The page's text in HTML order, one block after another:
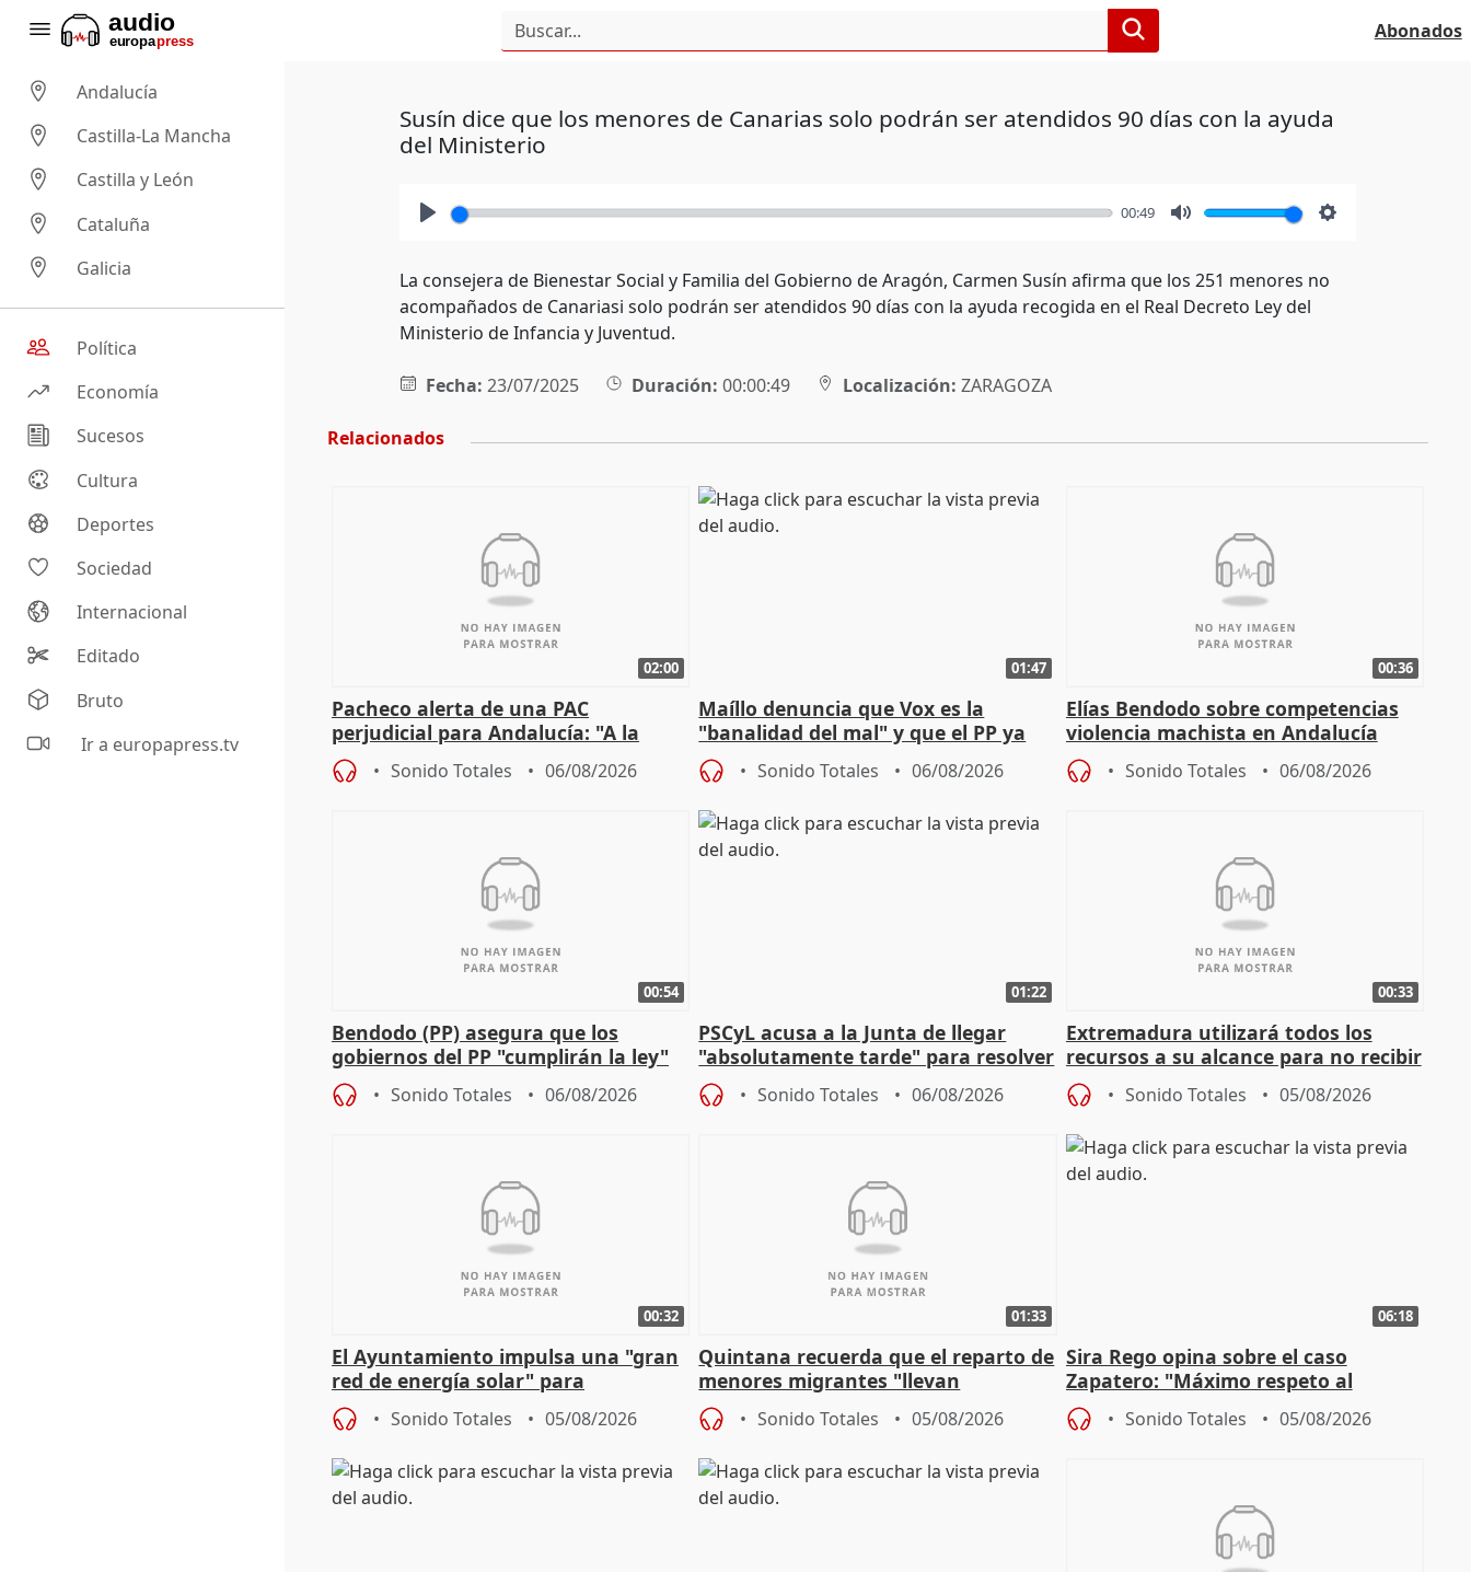
Abonados
Andalucía
Castilla-La Mancha
Castilla y León
Cataluña
Galicia
Política
Economía
Sucesos
Cultura
Deportes
Sociedad
Internacional
Editado
Bruto
Ir a europapress.tv
Susín dice que los menores de Canarias solo podrán ser atendidos 90 días con la ayuda
del Ministerio
00:49
La consejera de Bienestar Social y Familia del Gobierno de Aragón, Carmen Susín afirma que los 251 menores no
acompañados de Canariasi solo podrán ser atendidos 90 días con la ayuda recogida en el Real Decreto Ley del
Ministerio de Infancia y Juventud.
Fecha: 23/07/2025 Duración: 00:00:49 Localización: ZARAGOZA
Relacionados
02:00
Pacheco alerta de una PAC
perjudicial para Andalucía: "A la
agricultura hay que protegerla"
Sonido Totales 06/08/2026
01:47
Maíllo denuncia que Vox es la
"banalidad del mal" y que el PP ya
asume todas sus tesis
Sonido Totales 06/08/2026
00:36
Elías Bendodo sobre competencias
violencia machista en Andalucía
Sonido Totales 06/08/2026
00:54
Bendodo (PP) asegura que los
gobiernos del PP "cumplirán la ley"
sobre los menores migrantes
Sonido Totales 06/08/2026
01:22
PSCyL acusa a la Junta de llegar
"absolutamente tarde" para resolver
problemas como Newcastle
Sonido Totales 06/08/2026
00:33
Extremadura utilizará todos los
recursos a su alcance para no recibir
más menores migrantes
Sonido Totales 05/08/2026
00:32
El Ayuntamiento impulsa una "gran
red de energía solar" para
autoconsumo
Sonido Totales 05/08/2026
01:33
Quintana recuerda que el reparto de
menores migrantes "llevan
aportación del Gobierno" central
Sonido Totales 05/08/2026
06:18
Sira Rego opina sobre el caso
Zapatero: "Máximo respeto al
proceso judicial"
Sonido Totales 05/08/2026